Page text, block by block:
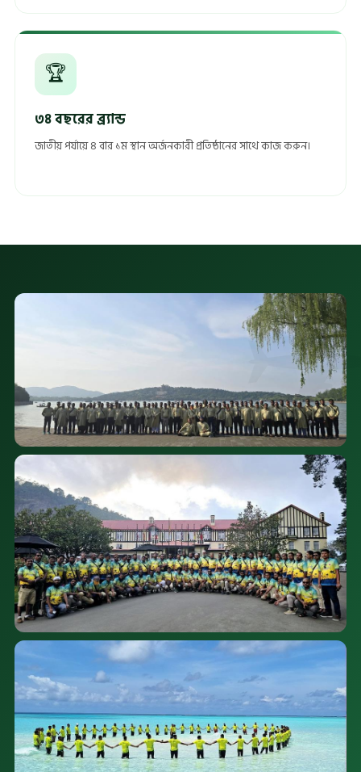
🏆
৩৪ বছরের ব্র্যান্ড
জাতীয় পর্যায়ে ৪ বার ১ম স্থান অর্জনকারী প্রতিষ্ঠানের সাথে কাজ করুন।